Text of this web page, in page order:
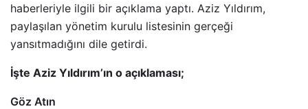
haberleriyle ilgili bir açıklama yaptı. Aziz Yıldırım,
paylaşılan yönetim kurulu listesinin gerçeği
yansıtmadığını dile getirdi.
İşte Aziz Yıldırım’ın o açıklaması;
Göz Atın